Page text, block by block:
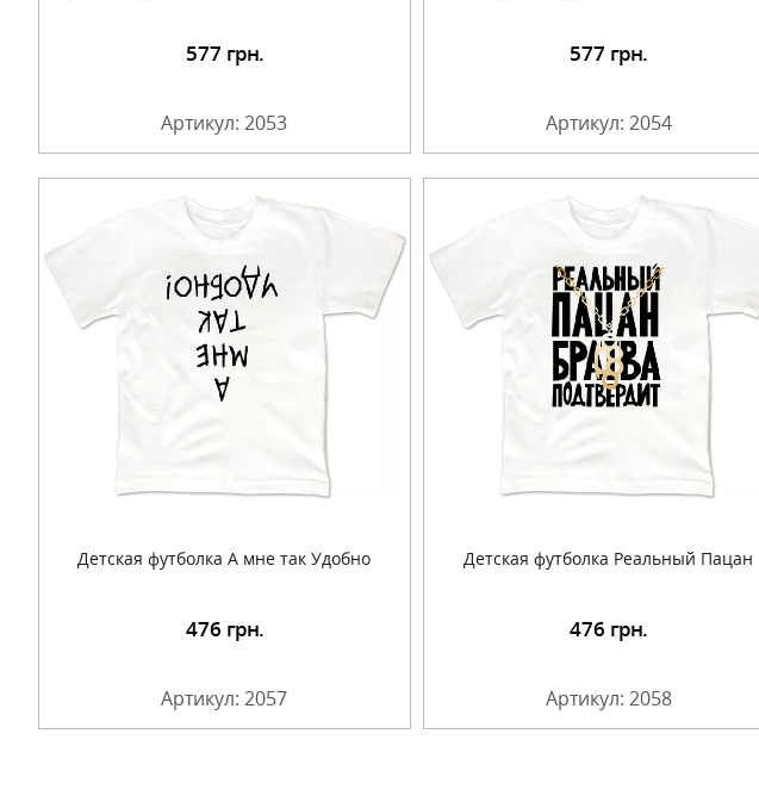
577 грн.
Артикул: 2053
Подробнее 577 грн.
Артикул: 2054
Подробнее
Детская футболка А мне так Удобно
476 грн.
Артикул: 2057
Детская футболка Реальный Пацан
Подробнее 476 грн.
Артикул: 2058
Подробнее